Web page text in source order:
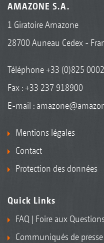
AMAZONE S.A.
1 Giratoire Amazone
28700 Auneau Cedex -
Téléphone+33 (0)825
Fax : +33 237 918900
E-mail :
Mentions légales
Contact
Protection des données
Quick Links
FAQ | Foire aux Questions
Communiqués de presse